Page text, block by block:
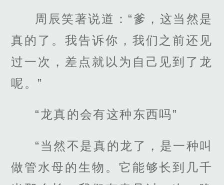
周辰笑著说道：“爹，这当然是
真的了。我告诉你，我们之前还见
过一次，差点就以为自己见到了龙
呢。”
“龙真的会有这种东西吗”
“当然不是真的龙了，是一种叫
做管水母的生物。它能够长到几千